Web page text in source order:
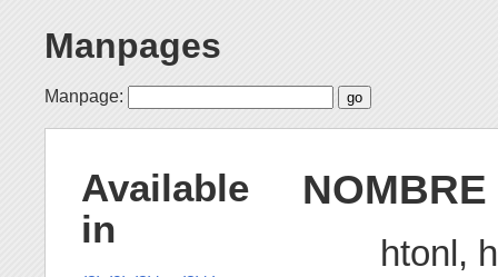
Manpages
Manpage:
NOMBRE
htonl,
Available
in